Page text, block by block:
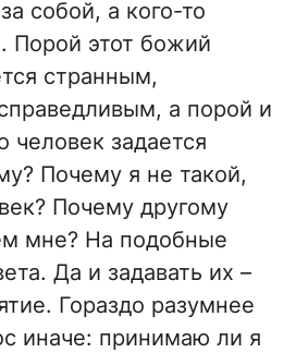
собой, а кого-то
Порой этот божий
странным,
а порой и
человек задается
Почему я не такой,
Почему другому
мне? На подобные
Да и задавать их –
Гораздо разумнее
иначе: принимаю ли я